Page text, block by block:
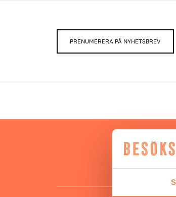
PRENUMERERA PÅ NYHETSBREV